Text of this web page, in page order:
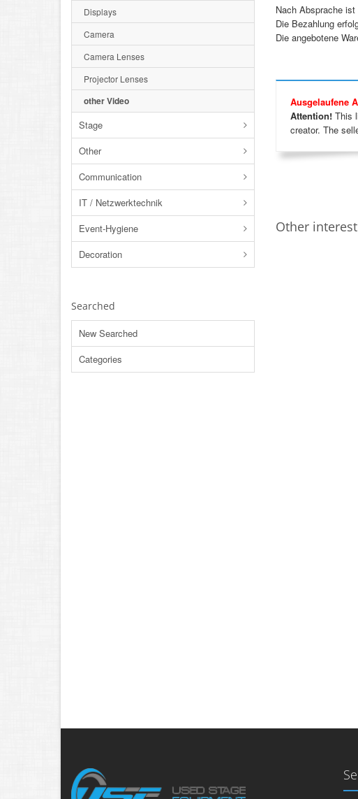
Displays
Camera
Camera Lenses
Projector Lenses
other Video
Stage
Other
Communication
IT / Netzwerktechnik
Event-Hygiene
Decoration
Searched
New Searched
Categories
Nach Absprache
Die Bezahlung
Die angebotene
Ausgelaufene
Attention!This
creator. The
Other